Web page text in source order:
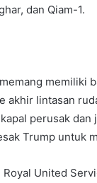
dan Qiam-1.
memiliki
akhir lintasan
perusak
Trump untuk
United